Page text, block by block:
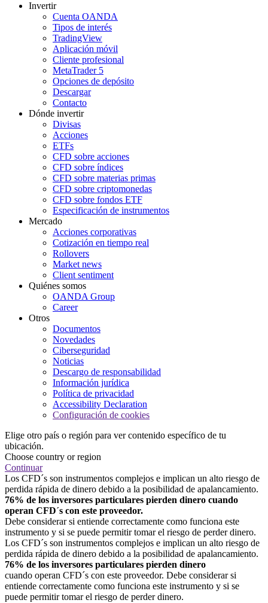
Invertir
Cuenta OANDA
Tipos de interés
TradingView
Aplicación móvil
Cliente profesional
MetaTrader 5
Opciones de depósito
Descargar
Contacto
Dónde invertir
Divisas
Acciones
ETFs
CFD sobre acciones
CFD sobre índices
CFD sobre materias primas
CFD sobre criptomonedas
CFD sobre fondos ETF
Especificación de instrumentos
Mercado
Acciones corporativas
Cotización en tiempo real
Rollovers
Market news
Client sentiment
Quiénes somos
OANDA Group
Career
Otros
Documentos
Novedades
Ciberseguridad
Noticias
Descargo de responsabilidad
Información jurídica
Política de privacidad
Accessibility Declaration
Configuración de cookies
Elige otro país o región para ver contenido específico de tu
ubicación.
Choose country or region
Continuar
Los CFD´s son instrumentos complejos e implican un alto riesgo de
perdida rápida de dinero debido a la posibilidad de apalancamiento.
76% de los inversores particulares pierden dinero cuando
operan CFD´s con este proveedor.
Debe considerar si entiende correctamente como funciona este
instrumento y si se puede permitir tomar el riesgo de perder dinero.
Los CFD´s son instrumentos complejos e implican un alto riesgo de
perdida rápida de dinero debido a la posibilidad de apalancamiento.
76% de los inversores particulares pierden dinero
cuando operan CFD´s con este proveedor. Debe considerar si
entiende correctamente como funciona este instrumento y si se
puede permitir tomar el riesgo de perder dinero.